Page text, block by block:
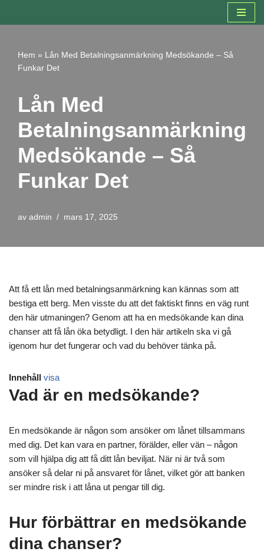
innehåll
Hem » Lån Med Betalningsanmärkning Medsökande – Så
Funkar Det
Lån Med
Betalningsanmärkning
Medsökande – Så
Funkar Det
av admin mars 17, 2025
Att få ett lån med betalningsanmärkning kan kännas som att
bestiga ett berg. Men visste du att det faktiskt finns en väg runt
den här utmaningen? Genom att ha en medsökande kan dina
chanser att få lån öka betydligt. I den här artikeln ska vi gå
igenom hur det fungerar och vad du behöver tänka på.
Innehåll visa
Vad är en medsökande?
En medsökande är någon som ansöker om lånet tillsammans
med dig. Det kan vara en partner, förälder, eller vän – någon
som vill hjälpa dig att få ditt lån beviljat. När ni är två som
ansöker så delar ni på ansvaret för lånet, vilket gör att banken
ser mindre risk i att låna ut pengar till dig.
Hur förbättrar en medsökande
dina chanser?